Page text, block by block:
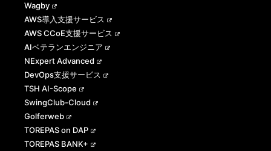
Wagby
AWS導入支援サービス
AWS CCoE支援サービス
AIベテランエンジニア
NExpert Advanced
DevOps支援サービス
TSH AI-Scope
SwingClub-Cloud
Golferweb
TOREPAS on DAP
TOREPAS BANK+